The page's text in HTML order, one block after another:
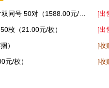
号 50对（1588.00元/对）
枚（21.00元/枚）
）
元/枚）
[出
[出
[收
[收